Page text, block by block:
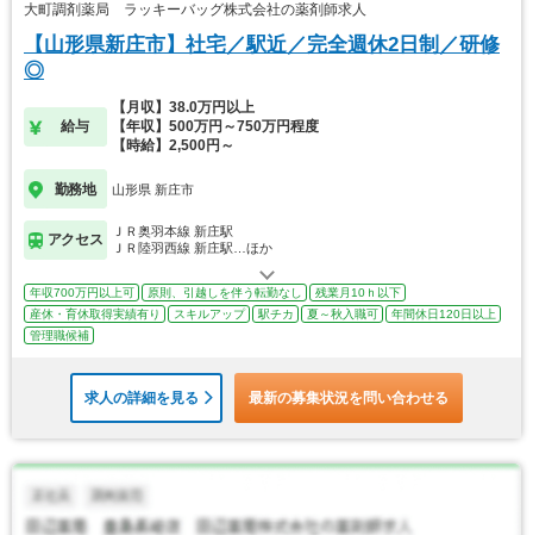
大町調剤薬局 ラッキーバッグ株式会社の薬剤師求人
【山形県新庄市】社宅／駅近／完全週休2日制／研修
◎
給与
【月収】38.0万円以上
【年収】500万円～750万円程度
【時給】2,500円～
勤務地 山形県 新庄市
アクセス
ＪＲ奥羽本線 新庄駅
ＪＲ陸羽西線 新庄駅…ほか
年収700万円以上可 原則、引越しを伴う転勤なし
残業月10ｈ以下
産休・育休取得実績有り
スキルアップ 駅チカ 夏～秋入職可
年間休日120日以上
管理職候補
求人の詳細を見る 最新の募集状況を問い合わせる